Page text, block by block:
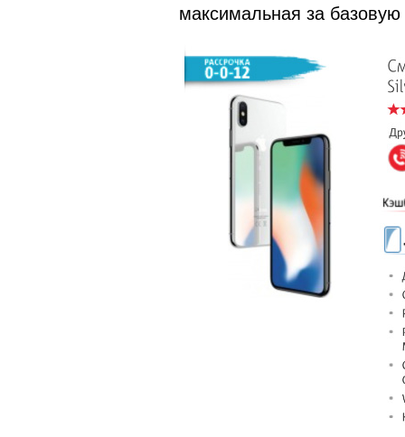
максимальная за